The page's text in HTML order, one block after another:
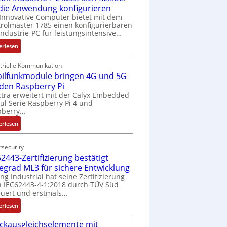
Anwendung konfigurieren
Computer bietet mit dem
1785 einen konfigurierbaren
PC für leistungsintensive…
:
1
9
-
Z
o
l
l
-
I
d
u
s
t
r
i
e
Kommunikation
bringen 4G und 5G
Raspberry Pi
erweitert mit der Calyx Embedded
Serie Raspberry Pi 4 und
:
M
b
i
l
f
u
n
k
Zertifizierung bestätigt
ML3 für sichere Entwicklung
Industrial hat seine Zertifizierung
IEC62443-4-1:2018 durch TÜV Süd
und erstmals…
:
I
E
mit